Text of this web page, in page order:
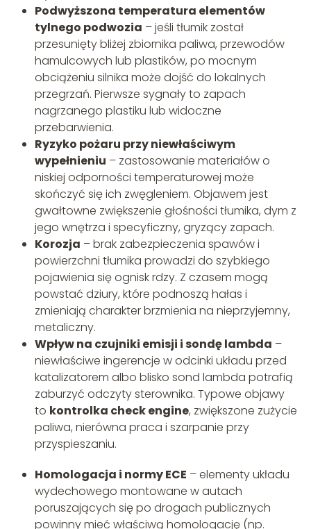
Podwyższona temperatura elementów
tylnego podwozia – jeśli tłumik został
przesunięty bliżej zbiornika paliwa, przewodów
hamulcowych lub plastików, po mocnym
obciążeniu silnika może dojść do lokalnych
przegrzań. Pierwsze sygnały to zapach
nagrzanego plastiku lub widoczne
przebarwienia.
Ryzyko pożaru przy niewłaściwym
wypełnieniu – zastosowanie materiałów o
niskiej odporności temperaturowej może
skończyć się ich zwęgleniem. Objawem jest
gwałtowne zwiększenie głośności tłumika, dym z
jego wnętrza i specyficzny, gryzący zapach.
Korozja – brak zabezpieczenia spawów i
powierzchni tłumika prowadzi do szybkiego
pojawienia się ognisk rdzy. Z czasem mogą
powstać dziury, które podnoszą hałas i
zmieniają charakter brzmienia na nieprzyjemny,
metaliczny.
Wpływ na czujniki emisji i sondę lambda –
niewłaściwe ingerencje w odcinki układu przed
katalizatorem albo blisko sond lambda potrafią
zaburzyć odczyty sterownika. Typowe objawy
to kontrolka check engine, zwiększone zużycie
paliwa, nierówna praca i szarpanie przy
przyspieszaniu.
Homologacja i normy ECE – elementy układu
wydechowego montowane w autach
poruszających się po drogach publicznych
powinny mieć właściwą homologację (np.